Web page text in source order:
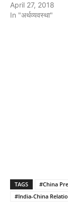
April 27, 2018
In "अर्थव्यवस्था"
TAGS #China
#India-China